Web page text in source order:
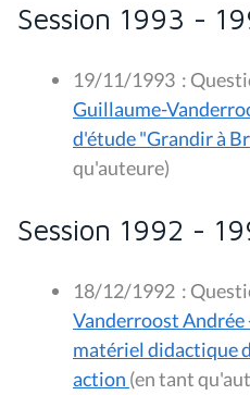
Session 1993 -
19/11/1993 :
Guillaume-
d'étude "Grandir à
qu'auteure)
Session 1992 -
18/12/1992 :
Vanderroost Andrée
matériel didactique
action
(en tant